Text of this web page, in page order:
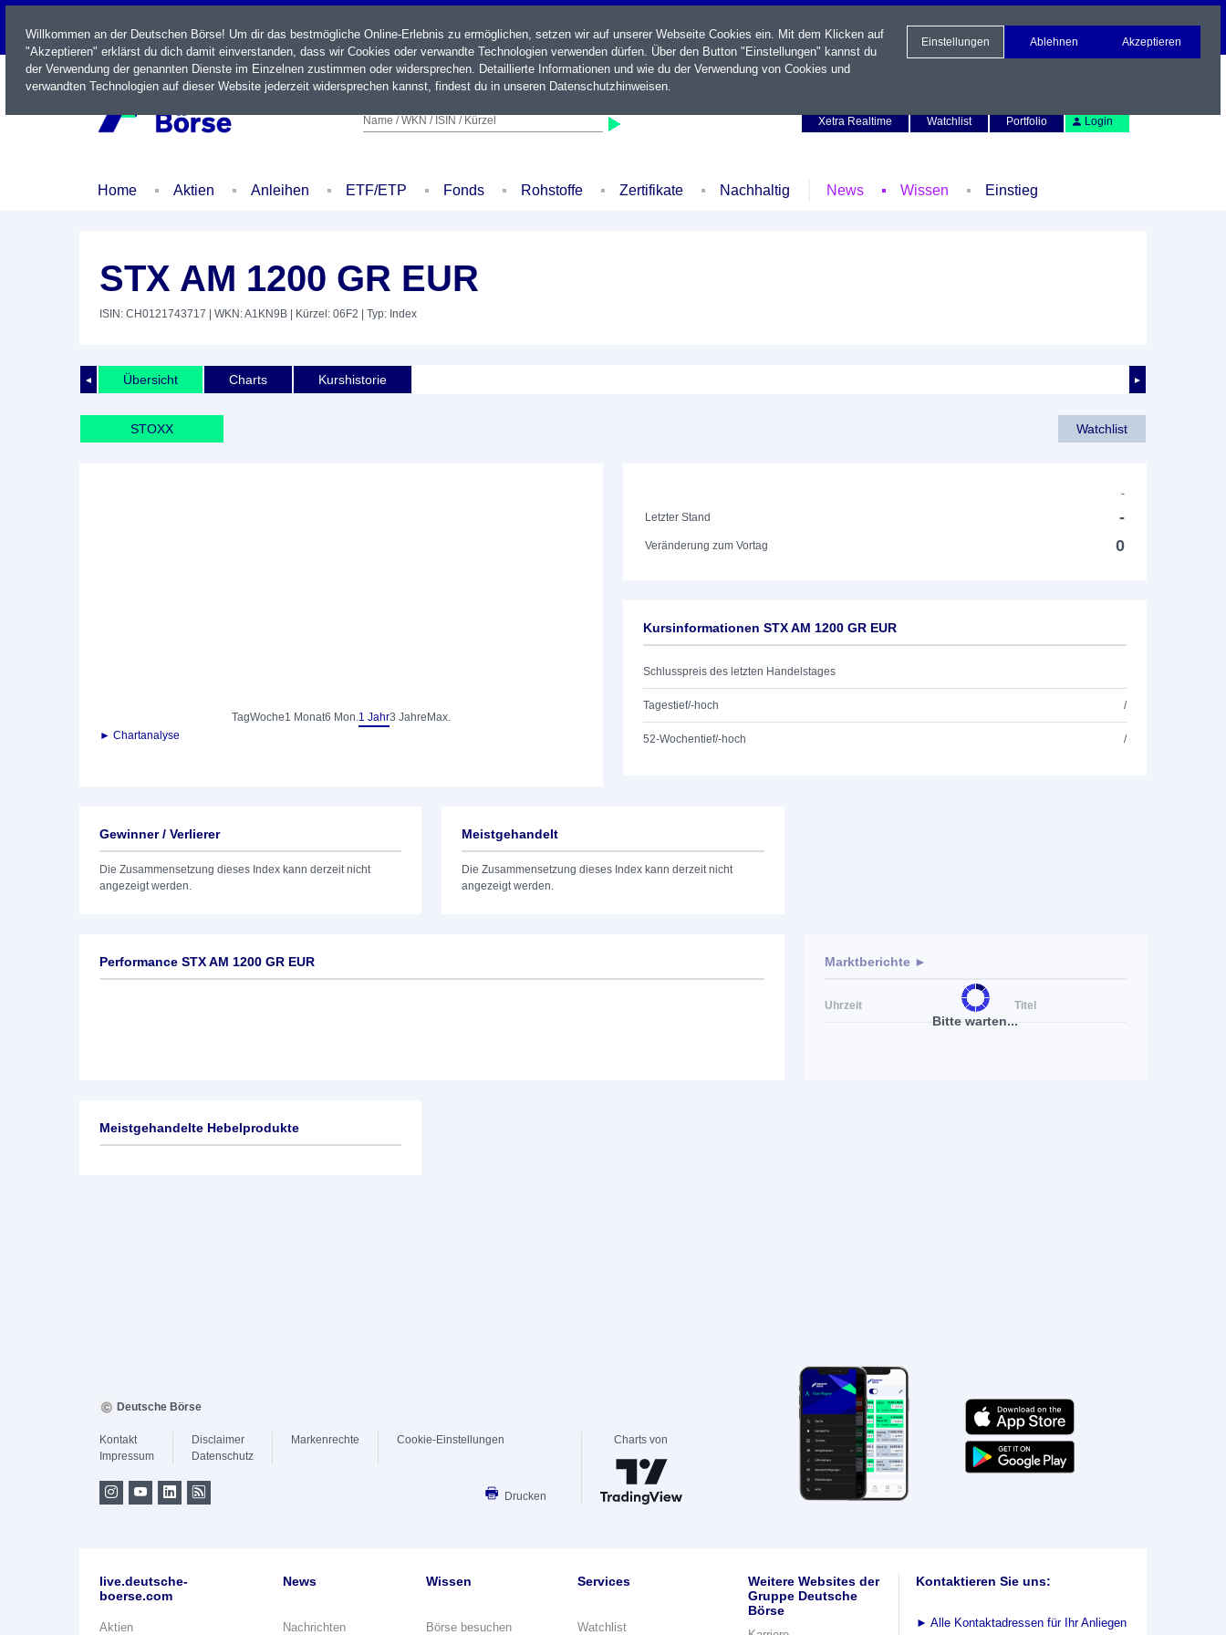
LIVE
Name / WKN / ISIN / Kürzel
Xetra Realtime
Watchlist Portfolio Login
Home Aktien Anleihen ETF/ETP Fonds Rohstoffe Zertifikate Nachhaltig News Wissen Einstieg
STX AM 1200 GR EUR
ISIN: CH0121743717 | WKN: A1KN9B | Kürzel: 06F2 | Typ: Index
◄ ►
Übersicht Charts Kurshistorie
STOXX Watchlist
TagWoche1 Monat6 Mon.1 Jahr3 Jahre Max.
► Chartanalyse
-
Letzter Stand
-
Veränderung zum Vortag 0
Kursinformationen STX AM 1200 GR EUR
Schlusspreis des letzten Handelstages
Tagestief/-hoch /
52-Wochentief/-hoch /
Gewinner / Verlierer
Die Zusammensetzung dieses Index kann derzeit nicht
angezeigt werden.
Meistgehandelt
Die Zusammensetzung dieses Index kann derzeit nicht
angezeigt werden.
Performance STX AM 1200 GR EUR
Bitte warten...
Marktberichte ►
Uhrzeit Titel
Meistgehandelte Hebelprodukte
Willkommen an der Deutschen Börse! Um dir das bestmögliche Online-Erlebnis zu ermöglichen, setzen wir auf unserer Webseite Cookies ein. Mit dem Klicken auf
"Akzeptieren" erklärst du dich damit einverstanden, dass wir Cookies oder verwandte Technologien verwenden dürfen. Über den Button "Einstellungen" kannst du
der Verwendung der genannten Dienste im Einzelnen zustimmen oder widersprechen. Detaillierte Informationen und wie du der Verwendung von Cookies und
verwandten Technologien auf dieser Website jederzeit widersprechen kannst, findest du in unseren Datenschutzhinweisen.
Einstellungen Ablehnen Akzeptieren
Deutsche Börse
Kontakt
Impressum
Disclaimer
Datenschutz
Markenrechte Cookie-Einstellungen
Drucken
Charts von
live.deutsche-
boerse.com
Aktien
News
Nachrichten
Wissen
Börse besuchen
Services
Watchlist
Weitere Websites der
Gruppe Deutsche
Börse
Kontaktieren Sie uns:
► Alle Kontaktadressen für Ihr Anliegen